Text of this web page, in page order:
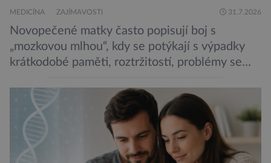
MEDICÍNA ZAJÍMAVOSTI 31.7.2026
Novopečené matky často popisují boj s
„mozkovou mlhou“, kdy se potýkají s výpadky
krátkodobé paměti, roztržitostí, problémy se
obtíže byly dlouhou dobu připisovány
nedostatku spánku a stresu při péči o
novorozence. Nyní se však ukazuje, že za tím
stojí změny v mozku vyvolané těhotenstvím!
Poporodní mozková mlha, v angličtině […]